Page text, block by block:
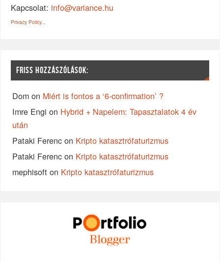
Kapcsolat: info@variance.hu
Privacy Policy...
FRISS HOZZÁSZÓLÁSOK:
Dom on Miért is fontos a ‘6-confirmation’ ?
Imre Engi on Hybrid + Napelem: Tapasztalatok 4 év
után
Pataki Ferenc on Kripto katasztrófaturizmus
Pataki Ferenc on Kripto katasztrófaturizmus
mephisoft on Kripto katasztrófaturizmus